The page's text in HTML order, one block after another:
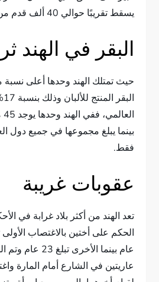
يسقط تقريبًا حوالي 40 ألف قدم من المطر سنويًا.
البقر في الهند
حيث تمتلك الهند وحدها أعلى
فقط.
عقوبات غريبة
تعد الهند من أكثر بلاد غرابة في
عام بينما الأخرى
عاريتين في الشارع أمام المارة